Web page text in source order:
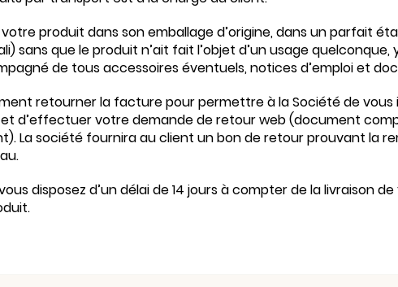
produit dans son emballage d’origine, dans un parfait
sans que le produit n’ait fait l’objet d’un usage
de tous accessoires éventuels, notices d’emploi et
retourner la facture pour permettre à la Société de vous
d’effectuer votre demande de retour web (document
La société fournira au client un bon de retour prouvant la
disposez d’un délai de 14 jours à compter de la livraison